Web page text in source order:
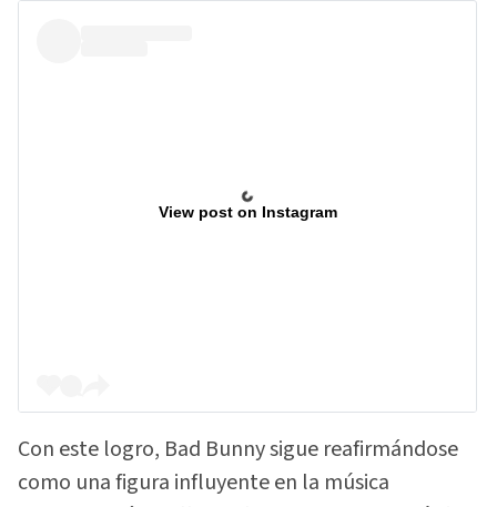
View post on Instagram
Con este logro, Bad Bunny sigue reafirmándose
como una figura influyente en la música